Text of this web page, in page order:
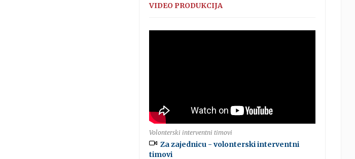
VIDEO PRODUKCIJA
Volonterski interventni timovi
Za zajednicu - volonterski interventni
timovi